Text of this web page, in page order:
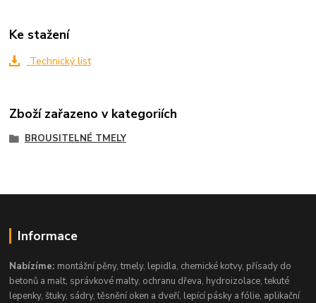
Ke stažení
Technický list
Zboží zařazeno v kategoriích
BROUSITELNÉ TMELY
Informace
Nabízíme: montážní pěny, tmely, lepidla, chemické kotvy, přísady do
betonů a malt, správkové malty, ochranu dřeva, hydroizolace, tekuté
lepenky, štuky, sádry, těsnění oken a dveří, lepící pásky a fólie, aplikační